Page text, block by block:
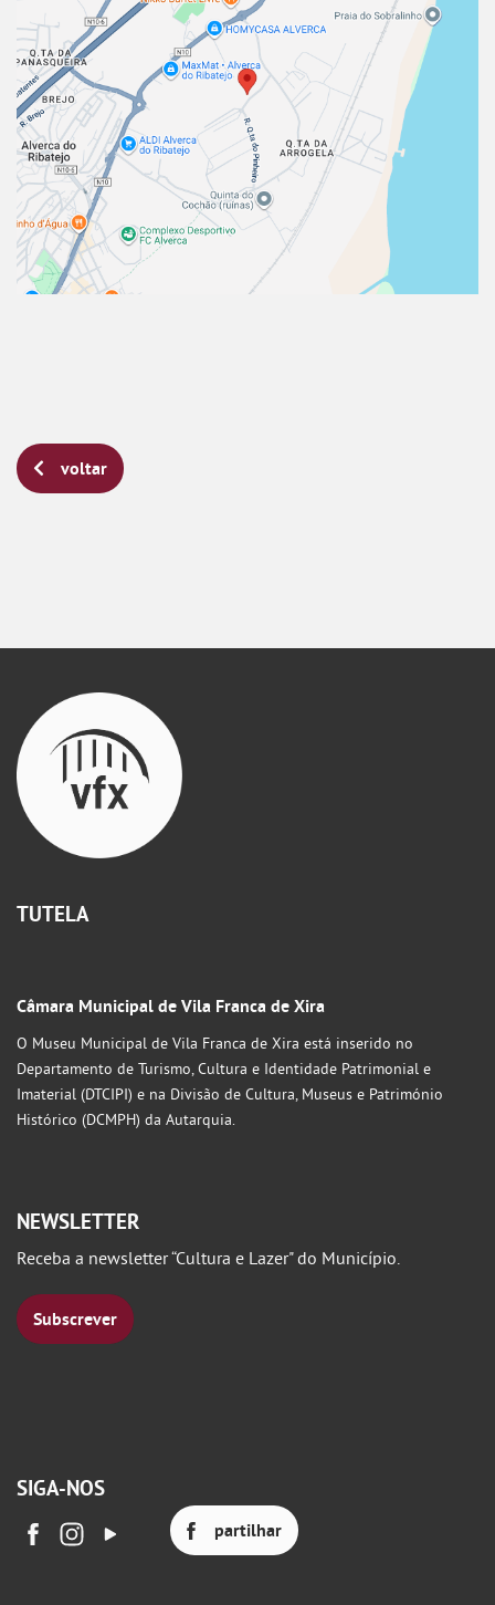
voltar
TUTELA
Câmara Municipal de Vila Franca de Xira
O Museu Municipal de Vila Franca de Xira está inserido no
Departamento de Turismo, Cultura e Identidade Patrimonial e
Imaterial (DTCIPI) e na Divisão de Cultura, Museus e Património
Histórico (DCMPH) da Autarquia.
NEWSLETTER
Receba a newsletter “Cultura e Lazer" do Município.
Subscrever
SIGA-NOS
partilhar